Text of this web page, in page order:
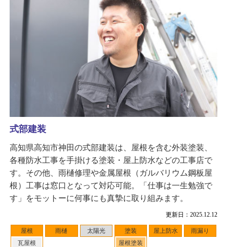
更新日：2025.12.12
屋根
瓦屋根
雨樋 太陽光
塗装
屋根塗装
屋上防水 雨漏り
式部建装
高知県高知市神田の式部建装は、屋根を含む外装塗装、
各種防水工事を手掛ける塗装・屋上防水などの工事店で
す。その他、雨樋修理や金属屋根（ガルバリウム鋼板屋
根）工事は窓口となって対応可能。「仕事は一生勉強で
す」をモットーに何事にも真摯に取り組みます。